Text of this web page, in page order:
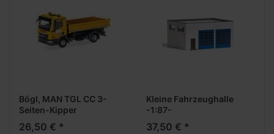
Bögl, MAN TGL CC 3-
Seiten-Kipper
26,50 € *
Kleine Fahrzeughalle
-1:87-
37,50 € *